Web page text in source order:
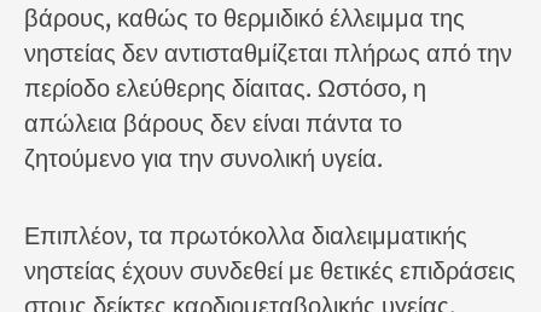
βάρους, καθώς το θερμιδικό έλλειμμα της
νηστείας δεν αντισταθμίζεται πλήρως από την
περίοδο ελεύθερης δίαιτας. Ωστόσο, η
απώλεια βάρους δεν είναι πάντα το
ζητούμενο για την συνολική υγεία.
Επιπλέον, τα πρωτόκολλα διαλειμματικής
νηστείας έχουν συνδεθεί με θετικές επιδράσεις